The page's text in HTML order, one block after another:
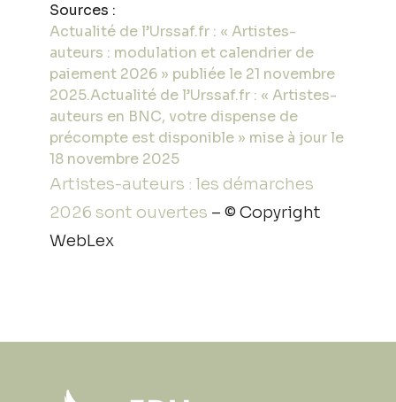
Sources :
Actualité de l’Urssaf.fr : « Artistes-
auteurs : modulation et calendrier de
paiement 2026 » publiée le 21 novembre
2025.Actualité de l’Urssaf.fr : « Artistes-
auteurs en BNC, votre dispense de
précompte est disponible » mise à jour le
18 novembre 2025
Artistes-auteurs : les démarches
2026 sont ouvertes – © Copyright
WebLex